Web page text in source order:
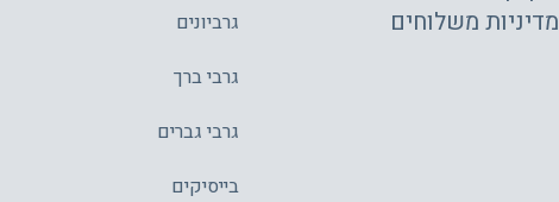
מדיניות משלוחים
גרביונים
גרבי ברך
גרבי גברים
בייסיקים